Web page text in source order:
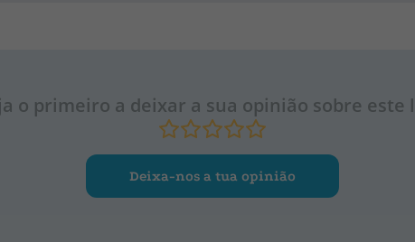
o primeiro a deixar a sua opinião sobre este
Deixa-nos a tua opinião